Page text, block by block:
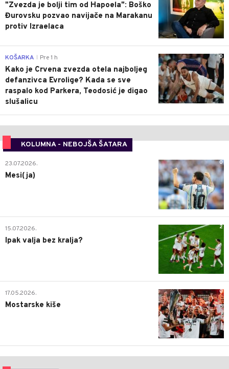
"Zvezda je bolji tim od Hapoela": Boško
Đurovsku pozvao navijače na Marakanu
protiv Izraelaca
0
KOŠARKA Pre 1 h
Kako je Crvena zvezda otela najboljeg
defanzivca Evrolige? Kada se sve
raspalo kod Parkera, Teodosić je digao
slušalicu
KOLUMNA - NEBOJŠA ŠATARA
0
23.07.2026.
Mesi(ja)
2
15.07.2026.
Ipak valja bez kralja?
0
17.05.2026.
Mostarske kiše